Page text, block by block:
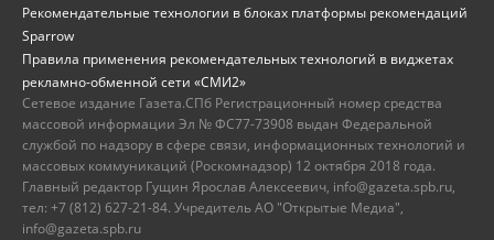
Рекомендательные технологии в блоках платформы рекомендаций
Sparrow
Правила применения рекомендательных технологий в виджетах
рекламно-обменной сети «СМИ2»
Сетевое издание Газета.СПб Регистрационный номер средства
массовой информации Эл № ФС77-73908 выдан Федеральной
службой по надзору в сфере связи, информационных технологий и
массовых коммуникаций (Роскомнадзор) 12 октября 2018 года.
Главный редактор Гущин Ярослав Алексеевич, info@gazeta.spb.ru,
тел: +7 (812) 627-21-84. Учредитель АО "Открытые Медиа",
info@gazeta.spb.ru